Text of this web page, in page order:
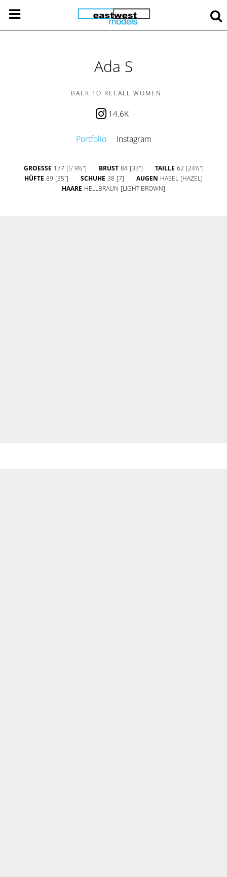
Ada S
BACK TO RECALL WOMEN
14.6K
Portfolio Instagram
GROESSE 177 [5' 9½''] BRUST 84 [33''] TAILLE 62 [24½'']
HÜFTE 89 [35''] SCHUHE 38 [7] AUGEN HASEL [HAZEL]
HAARE HELLBRAUN [LIGHT BROWN]